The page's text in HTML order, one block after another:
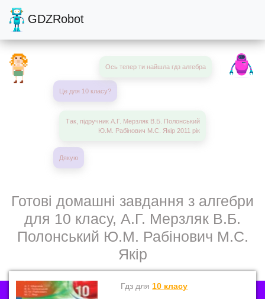
GDZRobot
Ось тепер ти найшла гдз алгебра
Це для 10 класу?
Так, підручник А.Г. Мерзляк В.Б. Полонський
Ю.М. Рабінович М.С. Якір 2011 рік
Дякую
Готові домашні завдання з алгебри
для 10 класу, А.Г. Мерзляк В.Б.
Полонський Ю.М. Рабінович М.С.
Якір
Гдз для 10 класу